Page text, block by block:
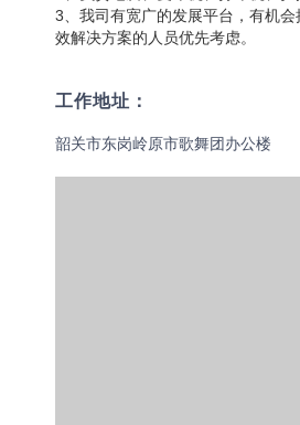
3、我司有宽广的发展平台，有机
效解决方案的人员优先考虑。
工作地址：
韶关市东岗岭原市歌舞团办公楼